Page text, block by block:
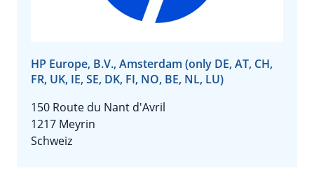
HP Europe, B.V., Amsterdam (only DE, AT, CH,
FR, UK, IE, SE, DK, FI, NO, BE, NL, LU)
150 Route du Nant d'Avril
1217 Meyrin
Schweiz